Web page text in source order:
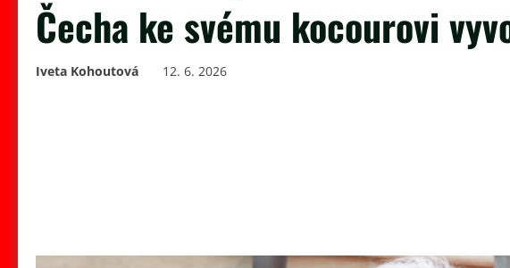
Čecha ke svému kocourovi
Iveta Kohoutová 12. 6. 2026